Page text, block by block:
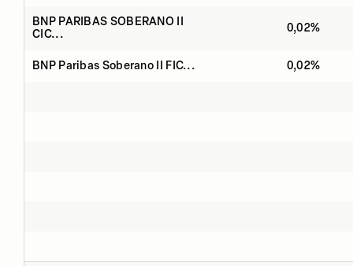
BNP PARIBAS SOBERANO II
CIC...
0,02%
BNP Paribas Soberano II FIC... 0,02%